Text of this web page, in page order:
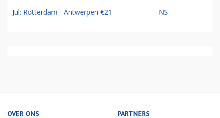
Jul: Rotterdam - Antwerpen €21 NS
OVER ONS PARTNERS